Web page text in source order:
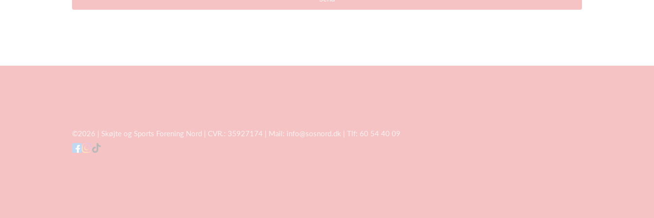
©2026 | Skøjte og Sports Forening Nord | CVR.: 35927174 | Mail: info@sosnord.dk | Tlf: 60 54 40 09